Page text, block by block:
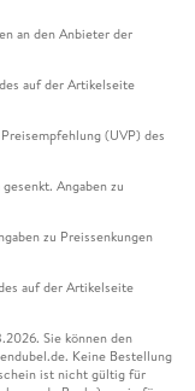
an den Anbieter der
auf der Artikelseite
(UVP) des
Angaben zu
zu Preissenkungen
auf der Artikelseite
Sie können den
Keine Bestellung
ist nicht gültig für